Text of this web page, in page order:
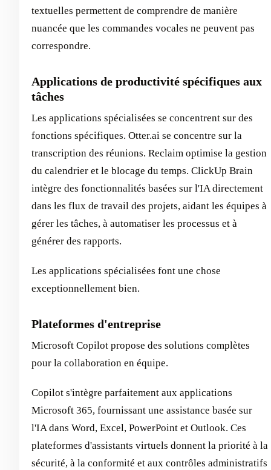
textuelles permettent de comprendre de manière
nuancée que les commandes vocales ne peuvent pas
correspondre.
Applications de productivité spécifiques aux
tâches
Les applications spécialisées se concentrent sur des
fonctions spécifiques. Otter.ai se concentre sur la
transcription des réunions. Reclaim optimise la gestion
du calendrier et le blocage du temps. ClickUp Brain
intègre des fonctionnalités basées sur l'IA directement
dans les flux de travail des projets, aidant les équipes à
gérer les tâches, à automatiser les processus et à
générer des rapports.
Les applications spécialisées font une chose
exceptionnellement bien.
Plateformes d'entreprise
Microsoft Copilot propose des solutions complètes
pour la collaboration en équipe.
Copilot s'intègre parfaitement aux applications
Microsoft 365, fournissant une assistance basée sur
l'IA dans Word, Excel, PowerPoint et Outlook. Ces
plateformes d'assistants virtuels donnent la priorité à la
sécurité, à la conformité et aux contrôles administratifs